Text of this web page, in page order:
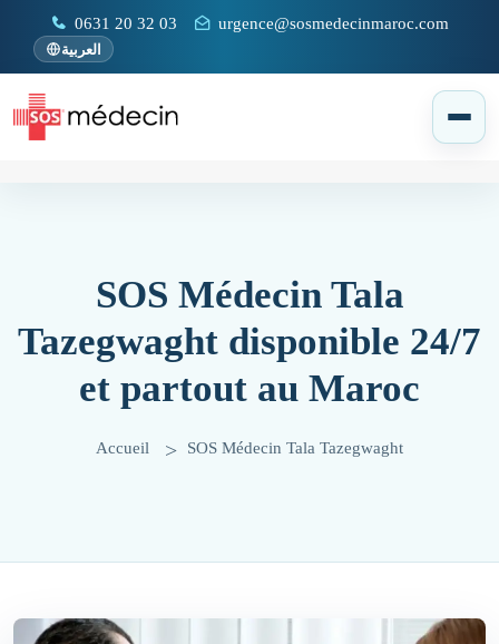
0631 20 32 03 urgence@sosmedecinmaroc.com
العربية
SOS Médecin Tala
Tazegwaght‎ disponible 24/7
et partout au Maroc
Accueil SOS Médecin Tala Tazegwaght‎